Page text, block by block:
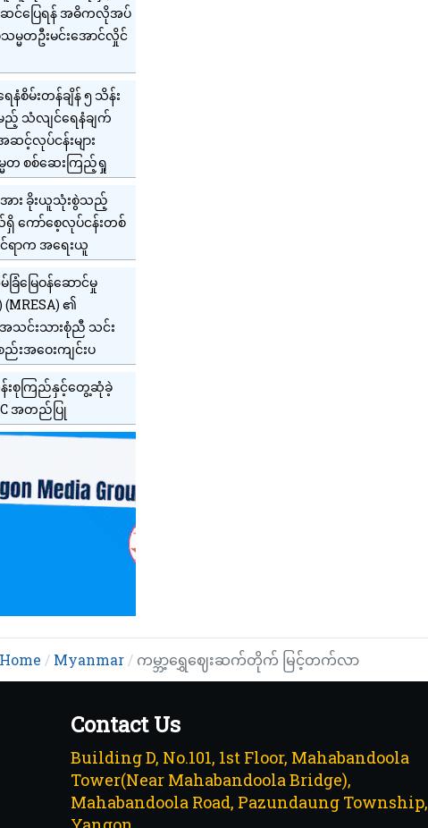
အဆင်ပြေရန် အဓိကလိုအပ်
မ္မတဦးမင်းအောင်လှိုင်
နံစိမ်းတန်ချိန် ၅ သိန်း
ည့် သံလျင်ရေနံချက်
င့်လုပ်ငန်းများ
တ စစ်ဆေးကြည့်ရှု
ား ခိုးယူသုံးစွဲသည့်
ကော်စေ့လုပ်ငန်းတစ်
ာက အရေးယူ
ခြံမြေဝန်ဆောင်မှု
၏
င်းသားစုံညီ သင်း
းအဝေးကျင်းပ
းစုကြည်နှင့်တွေ့ဆုံခဲ့
အတည်ပြု
Home Myanmar ကမ္ဘာ့ရွှေဈေးဆက်တိုက် မြင့်တက်လာ
Contact Us
Building D, No.101, 1st Floor, Mahabandoola
Tower(Near Mahabandoola Bridge),
Mahabandoola Road, Pazundaung Township,